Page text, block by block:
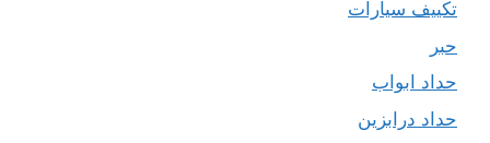
تكييف سيارات
حبر
حداد ابواب
حداد درابزين